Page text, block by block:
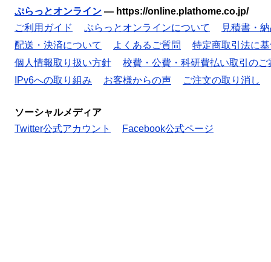
ぷらっとオンライン — https://online.plathome.co.jp/
ご利用ガイド
ぷらっとオンラインについて
見積書・
配送・決済について
よくあるご質問
特定商取引法に
個人情報取り扱い方針
校費・公費・科研費払い取引のご
IPv6への取り組み
お客様からの声 ご注文の取り消し
ソーシャルメディア
Twitter公式アカウント
Facebook公式ページ